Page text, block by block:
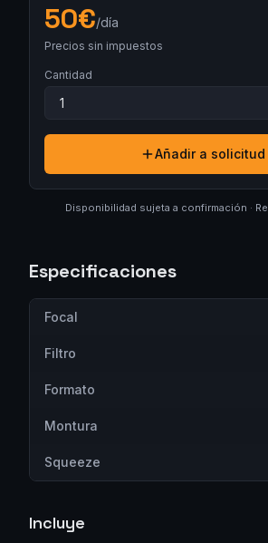
50€/día
Precios sin impuestos
Cantidad
Añadir a solicitud
Disponibilidad sujeta a confirmación ·
Especificaciones
Focal
Filtro
Formato
Montura
Squeeze
Incluye